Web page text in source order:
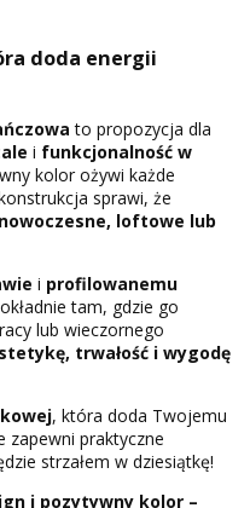
doda energii
to propozycja dla
i funkcjonalność w
kolor ożywi każde
sprawi, że
nowoczesne, loftowe lub
i profilowanemu
tam, gdzie go
lub wieczornego
trwałość i wygodę
, która doda Twojemu
zapewni praktyczne
strzałem w dziesiątkę!
i pozytywny kolor –